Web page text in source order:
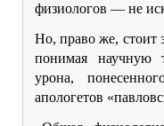
физиологов — не
Но, право же, стоит
понимая научную
урона,
апологетов